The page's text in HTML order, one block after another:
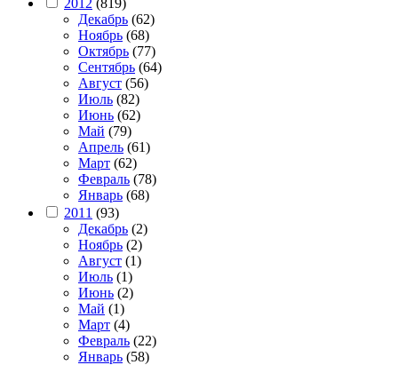
Декабрь (62)
Ноябрь (68)
Октябрь (77)
Сентябрь (64)
Август (56)
Июль (82)
Июнь (62)
Май (79)
Апрель (61)
Март (62)
Февраль (78)
Январь (68)
2011 (93)
Декабрь (2)
Ноябрь (2)
Август (1)
Июль (1)
Июнь (2)
Май (1)
Март (4)
Февраль (22)
Январь (58)